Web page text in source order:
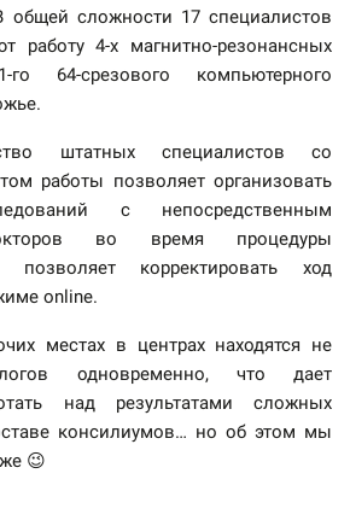
общей сложности 17 специалистов
работу 4-х магнитно-резонансных
64-срезового компьютерного
штатных специалистов со
работы позволяет организовать
с непосредственным
во время процедуры
позволяет корректировать ход
online.
местах в центрах находятся не
одновременно, что дает
над результатами сложных
консилиумов… но об этом мы
😉